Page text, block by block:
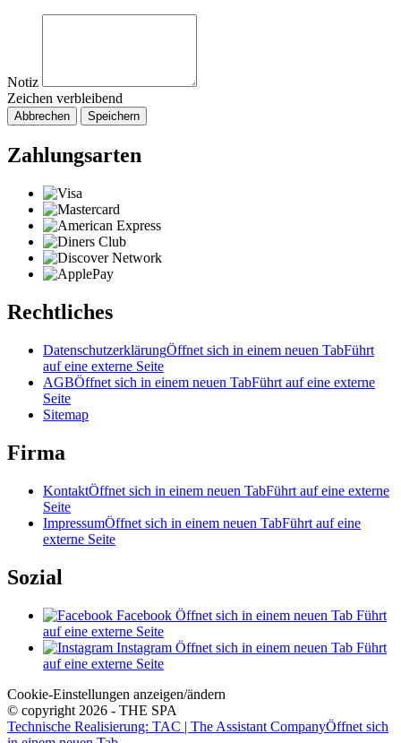
Notiz
Zeichen verbleibend
Abbrechen Speichern
Zahlungsarten
Rechtliches
DatenschutzerklärungÖffnet sich in einem neuen TabFührt
auf eine externe Seite
AGBÖffnet sich in einem neuen TabFührt auf eine externe
Seite
Sitemap
Firma
KontaktÖffnet sich in einem neuen TabFührt auf eine externe
Seite
ImpressumÖffnet sich in einem neuen TabFührt auf eine
externe Seite
Sozial
Facebook Öffnet sich in einem neuen Tab Führt
auf eine externe Seite
Instagram Öffnet sich in einem neuen Tab Führt
auf eine externe Seite
Cookie-Einstellungen anzeigen/ändern
© copyright 2026 - THE SPA
Technische Realisierung: TAC | The Assistant CompanyÖffnet sich